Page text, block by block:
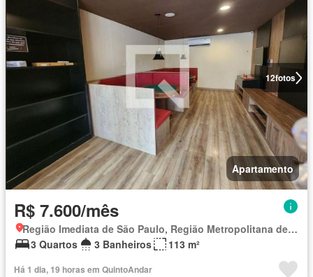
12fotos
Apartamento
R$ 7.600/mês
Região Imediata de São Paulo, Região Metropolitana de São Paulo
3 Quartos
3 Banheiros 113 m²
Há 1 dia, 19 horas em QuintoAndar